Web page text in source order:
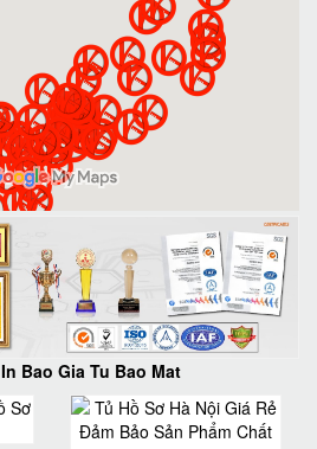
In Bao Gia Tu Bao Mat